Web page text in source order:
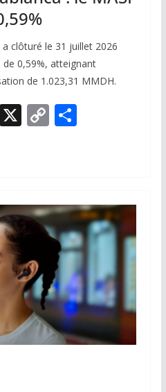
clôturé le 31 juillet 2026
de 0,59%, atteignant
de 1.023,31 MMDH.
X C
Li
n
k
P
er